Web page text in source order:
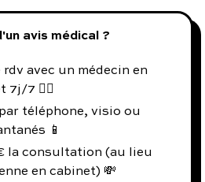
avis médical ?
avec un médecin en
7j/7 👨‍⚕️
téléphone, visio ou
📱
la consultation (au lieu
en cabinet) 💸